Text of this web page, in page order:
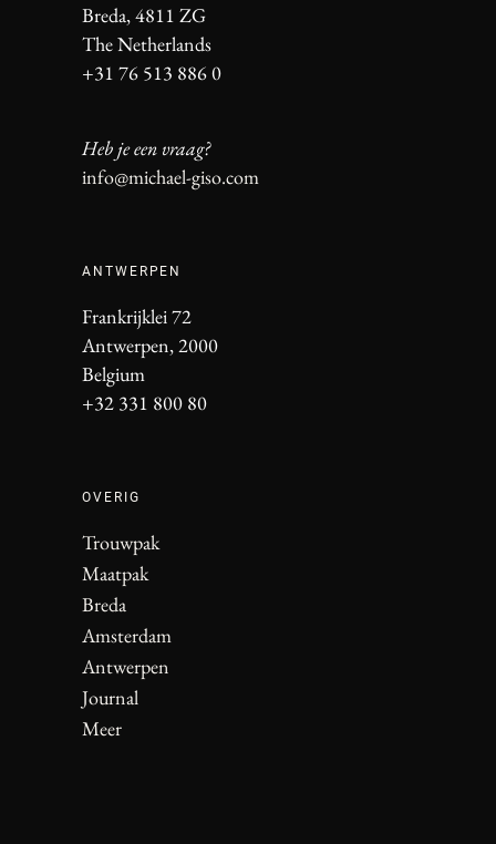
Breda, 4811 ZG
The Netherlands
+31 76 513 886 0
Heb je een vraag?
info@michael-giso.com
ANTWERPEN
Frankrijklei 72
Antwerpen, 2000
Belgium
+32 331 800 80
OVERIG
Trouwpak
Maatpak
Breda
Amsterdam
Antwerpen
Journal
Meer